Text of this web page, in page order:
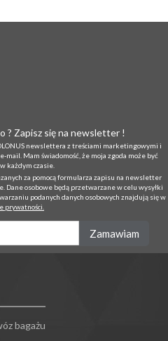
? Zapisz się na newsletter !
newslettera z treściami marketingowymi i
Mam świadomość, że moja zgoda może być
każdym czasie.
za pomocą formularza zapisu na newsletter
Dane osobowe będą przetwarzane w celu wysyłki
podanych danych osobowych znajdują się w
prywatności.
bagażu